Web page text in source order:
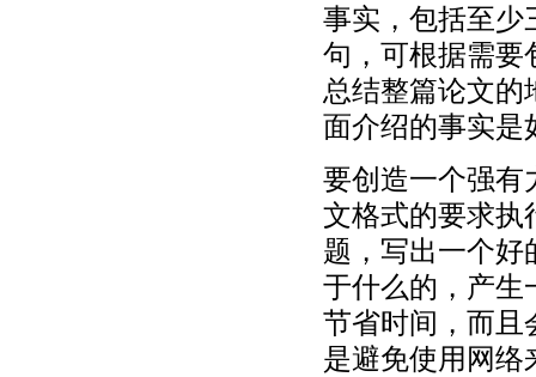
事实，包括至少
句，可根据需要
总结整篇论文的
面介绍的事实是
要创造一个强有
文格式的要求执
题，写出一个好
于什么的，产生
节省时间，而且
是避免使用网络